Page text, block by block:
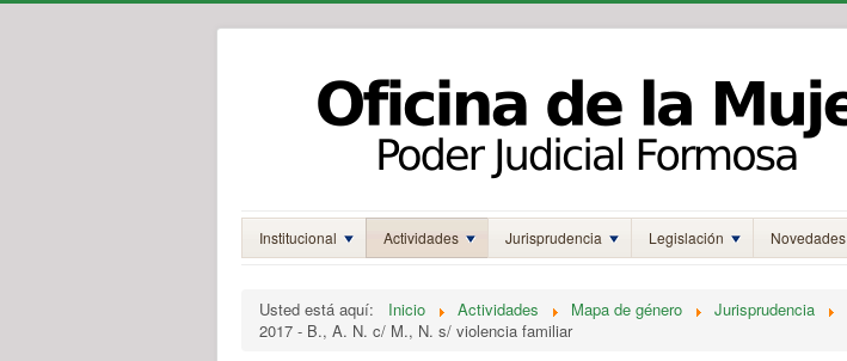
Institucional Actividades Jurisprudencia Legislación Novedades
Usted está aquí: Inicio Actividades Mapa de género Jurisprudencia
2017 - B., A. N. c/ M., N. s/ violencia familiar